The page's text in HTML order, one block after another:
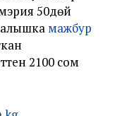
50дөй
мажбур
2100 сом